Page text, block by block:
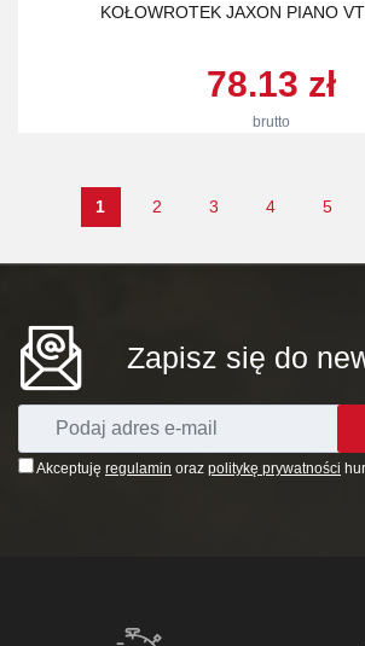
KOŁOWROTEK JAXON PIANO
78.13 zł
brutto
1 2 3 4 5
Zapisz się do
Akceptuję regulamin oraz politykę prywatności